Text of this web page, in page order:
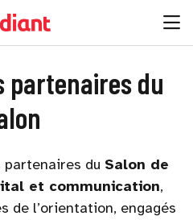
partenaires du
partenaires du Salon de
et communication,
de l’orientation, engagés